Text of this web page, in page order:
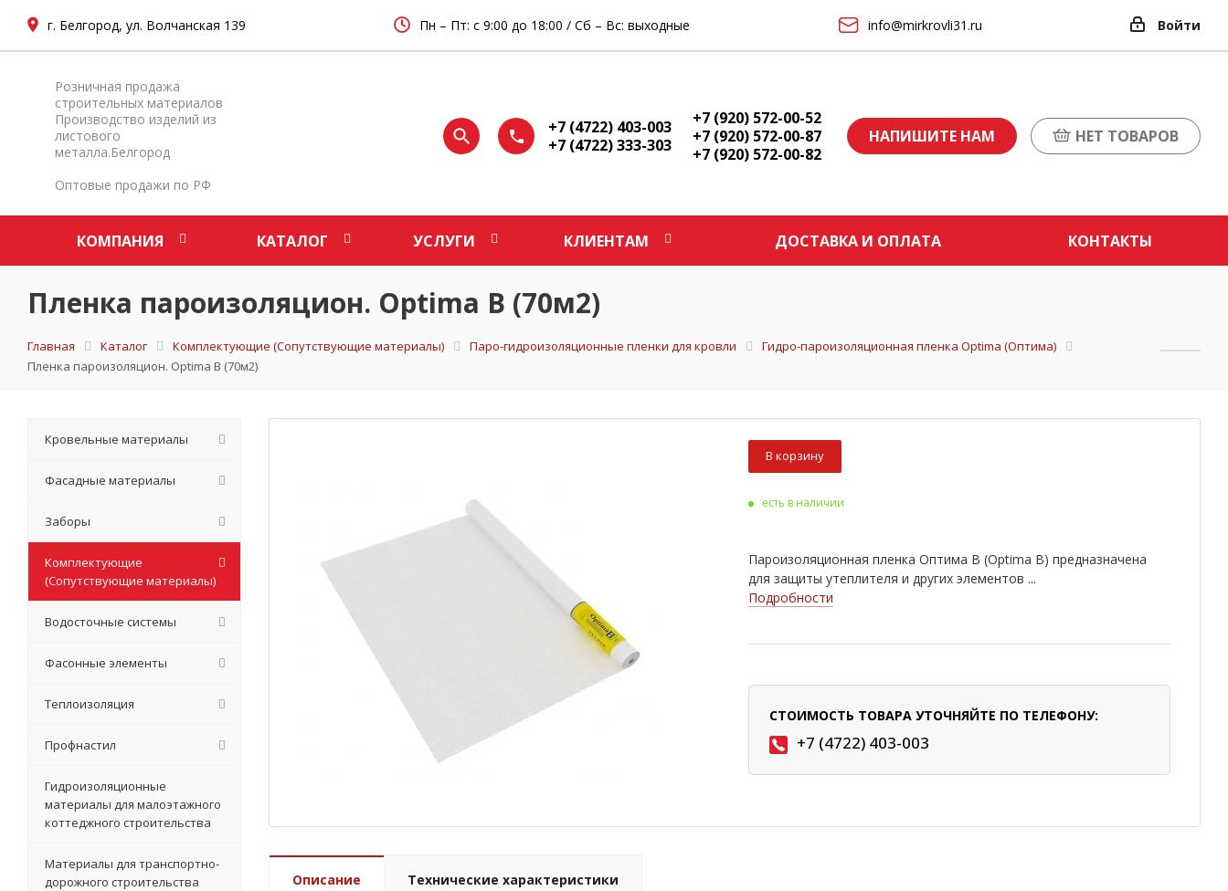
г. Белгород, ул. Волчанская 139 Пн – Пт: с 9:00 до 18:00 / Сб – Вс: выходные info@mirkrovli31.ru Войти
Розничная продажа
строительных материалов
Производство изделий из
листового
металла.Белгород
Оптовые продажи по РФ
+7 (4722) 403-003
+7 (4722) 333-303
+7 (920) 572-00-52
+7 (920) 572-00-87
+7 (920) 572-00-82
НАПИШИТЕ НАМ НЕТ ТОВАРОВ
КОМПАНИЯ КАТАЛОГ УСЛУГИ КЛИЕНТАМ ДОСТАВКА И ОПЛАТА КОНТАКТЫ
Пленка пароизоляцион. Optima В (70м2)
Главная Каталог Комплектующие (Сопутствующие материалы) Паро-гидроизоляционные пленки для кровли
Гидро-пароизоляционная пленка Optima (Оптима)
Пленка пароизоляцион. Optima В (70м2)
В корзину
есть в наличии
Пароизоляционная пленка Оптима В (Optima B) предназначена
для защиты утеплителя и других элементов ...
Подробности
СТОИМОСТЬ ТОВАРА УТОЧНЯЙТЕ ПО ТЕЛЕФОНУ:
+7 (4722) 403-003
Описание Технические характеристики
Кровельные материалы
Фасадные материалы
Заборы
Комплектующие
(Сопутствующие материалы)
Водосточные системы
Фасонные элементы
Теплоизоляция
Профнастил
Гидроизоляционные
материалы для малоэтажного
коттеджного строительства
Материалы для транспортно-
дорожного строительства